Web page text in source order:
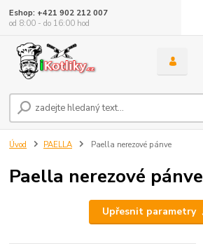
Eshop: +421 902 212 007
od 8:00 - do 16:00 hod
Úvod PAELLA Paella nerezové pánve
Paella nerezové pánve
Upřesnit parametry